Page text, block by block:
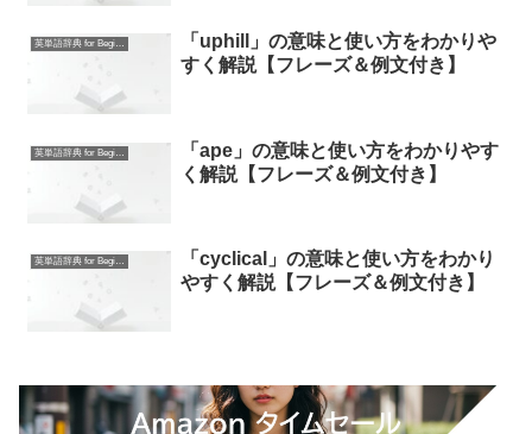
英単語辞典 for Beginners
「uphill」の意味と使い方をわかりや
すく解説【フレーズ＆例文付き】
英単語辞典 for Beginners
「ape」の意味と使い方をわかりやす
く解説【フレーズ＆例文付き】
英単語辞典 for Beginners
「cyclical」の意味と使い方をわかり
やすく解説【フレーズ＆例文付き】